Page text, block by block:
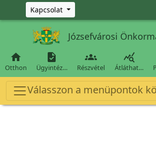
Ugrás a fő tartalomra
Kapcsolat
Józsefvárosi

Otthon

Ügyintéz…

Részvétel

Átláthat…
Válasszon a menüpontok